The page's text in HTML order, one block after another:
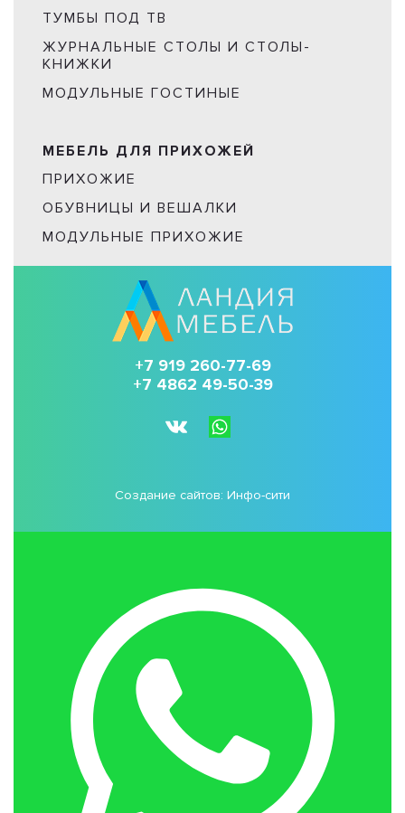
ТУМБЫ ПОД ТВ
ЖУРНАЛЬНЫЕ СТОЛЫ И СТОЛЫ-
КНИЖКИ
МОДУЛЬНЫЕ ГОСТИНЫЕ
МЕБЕЛЬ ДЛЯ ПРИХОЖЕЙ
ПРИХОЖИЕ
ОБУВНИЦЫ И ВЕШАЛКИ
МОДУЛЬНЫЕ ПРИХОЖИЕ
+7 919 260-77-69
+7 4862 49-50-39
Создание сайтов: Инфо-сити